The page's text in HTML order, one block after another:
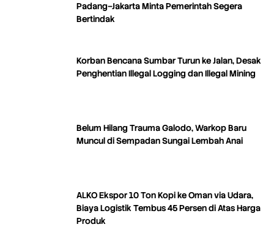
Padang–Jakarta Minta Pemerintah Segera
Bertindak
Korban Bencana Sumbar Turun ke Jalan, Desak
Penghentian Illegal Logging dan Illegal Mining
Belum Hilang Trauma Galodo, Warkop Baru
Muncul di Sempadan Sungai Lembah Anai
ALKO Ekspor 10 Ton Kopi ke Oman via Udara,
Biaya Logistik Tembus 45 Persen di Atas Harga
Produk